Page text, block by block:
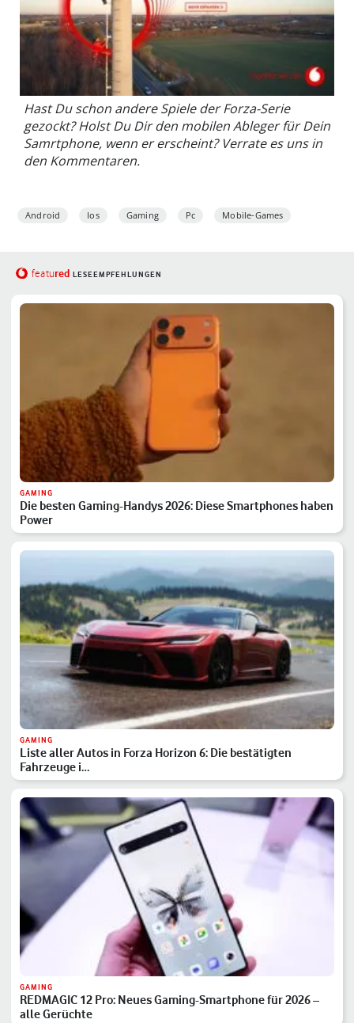
Hast Du schon andere Spiele der Forza-Serie
gezockt? Holst Du Dir den mobilen Ableger für Dein
Samrtphone, wenn er erscheint? Verrate es uns in
den Kommentaren.
Android Ios Gaming Pc Mobile-Games
featured LESEEMPFEHLUNGEN
GAMING
Die besten Gaming-Handys 2026: Diese Smartphones haben
Power
GAMING
Liste aller Autos in Forza Horizon 6: Die bestätigten
Fahrzeuge i…
GAMING
REDMAGIC 12 Pro: Neues Gaming-Smartphone für 2026 –
alle Gerüchte